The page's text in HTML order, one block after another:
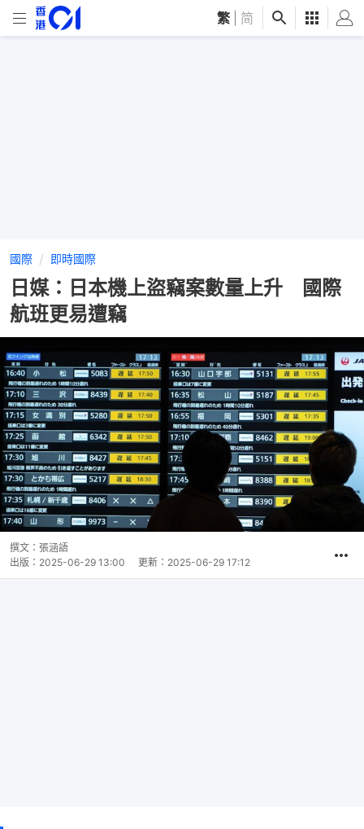
繁 简
國際 即時國際
日媒：日本機上盜竊案數量上升 國際
航班更易遭竊
撰文： 張涵語
出版： 2025-06-29 13:00 更新： 2025-06-29 17:12